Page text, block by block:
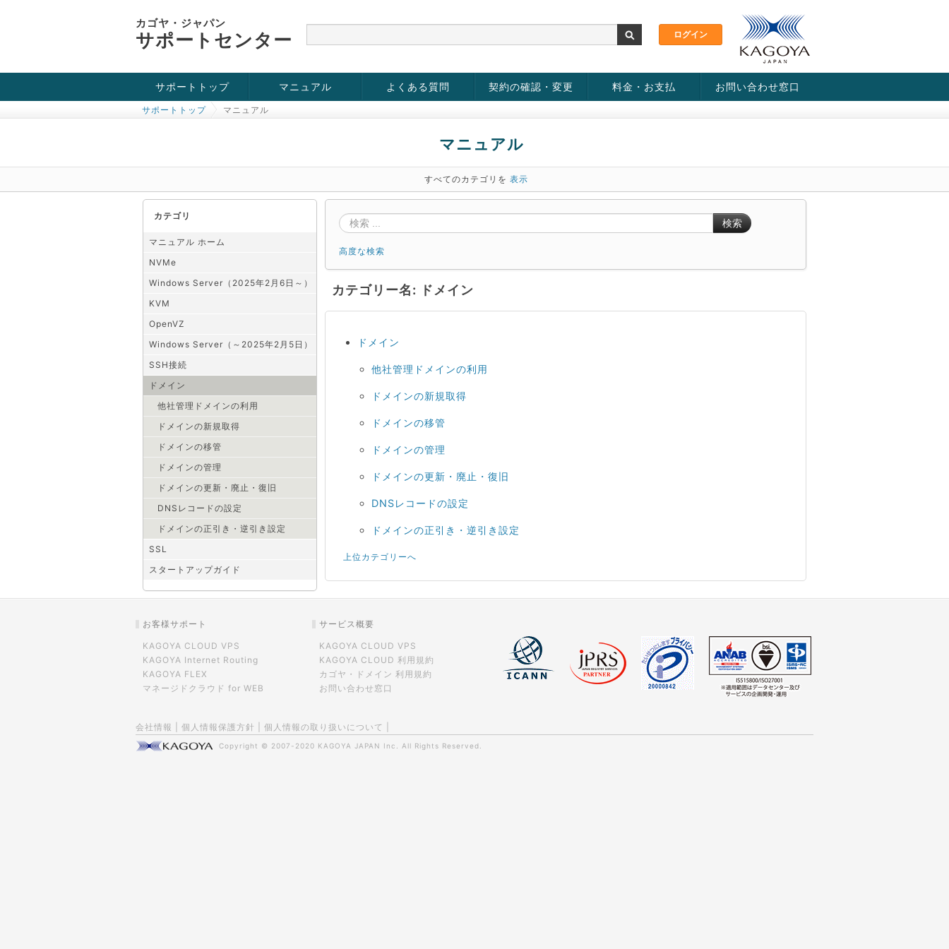
カゴヤ・ジャパン
サポートセンター
サポートトップ
お役立ち情報
チュートリアル
障害・メンテナンス情報
マニュアル
KVM
OpenVZ
Windows Server
SSH接続
ドメイン
SSL
よくある質問 契約の確認・変更 料金・お支払 お問い合わせ窓口
サポートトップ マニュアル
マニュアル
すべてのカテゴリを 表示
カテゴリ
マニュアル ホーム
NVMe
Windows Server（2025年2月6日～）
KVM
OpenVZ
Windows Server（～2025年2月5日）
SSH接続
ドメイン
他社管理ドメインの利用
ドメインの新規取得
ドメインの移管
ドメインの管理
ドメインの更新・廃止・復旧
DNSレコードの設定
ドメインの正引き・逆引き設定
SSL
スタートアップガイド
検索
高度な検索
カテゴリー名: ドメイン
ドメイン
他社管理ドメインの利用
ドメインの新規取得
ドメインの移管
ドメインの管理
ドメインの更新・廃止・復旧
DNSレコードの設定
ドメインの正引き・逆引き設定
上位カテゴリーへ
お客様サポート
KAGOYA CLOUD VPS
KAGOYA Internet Routing
KAGOYA FLEX
マネージドクラウド for WEB
サービス概要
KAGOYA CLOUD VPS
KAGOYA CLOUD 利用規約
カゴヤ・ドメイン 利用規約
お問い合わせ窓口
会社情報 個人情報保護方針 個人情報の取り扱いについて
Copyright © 2007-2020 KAGOYA JAPAN Inc. All Rights Reserved.